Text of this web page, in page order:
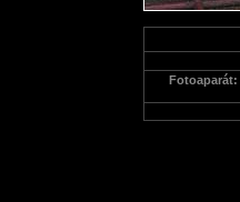
Fotoaparát: